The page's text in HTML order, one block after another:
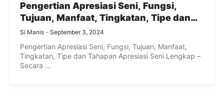
Pengertian Apresiasi Seni, Fungsi,
Tujuan, Manfaat, Tingkatan, Tipe dan
Tahapan Apresiasi Seni Lengkap
Si Manis September 3, 2024
Pengertian Apresiasi Seni, Fungsi, Tujuan, Manfaat,
Tingkatan, Tipe dan Tahapan Apresiasi Seni Lengkap –
Secara ...